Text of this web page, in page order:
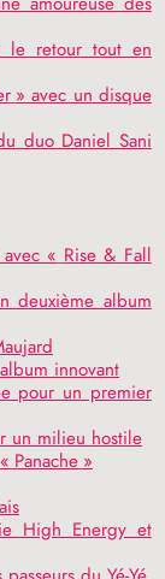
le retour tout en
» avec un disque
duo Daniel Sani
« Rise & Fall
deuxième album
innovant
pour un premier
un milieu hostile
Panache »
High Energy et